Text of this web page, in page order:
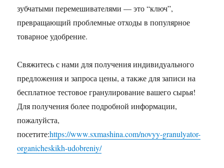
зубчатыми перемешивателями — это “ключ”,
превращающий проблемные отходы в популярное
товарное удобрение.
Свяжитесь с нами для получения индивидуального
предложения и запроса цены, а также для записи на
бесплатное тестовое гранулирование вашего сырья!
Для получения более подробной информации,
пожалуйста,
посетите:https://www.sxmashina.com/novyy-granulyator-
organicheskikh-udobreniy/